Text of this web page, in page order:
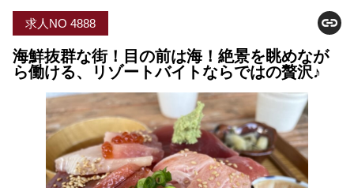
よくあるご質問
会員登録
LINEでログイン
0120-932-959
【TEL受付】9:30～18:00 土日・祝日定休
求人NO 4888
海鮮抜群な街！目の前は海！絶景を眺めなが
ら働ける、リゾートバイトならではの贅沢♪